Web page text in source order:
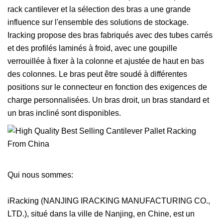
rack cantilever et la sélection des bras a une grande
influence sur l'ensemble des solutions de stockage.
Iracking propose des bras fabriqués avec des tubes carrés
et des profilés laminés à froid, avec une goupille
verrouillée à fixer à la colonne et ajustée de haut en bas
des colonnes. Le bras peut être soudé à différentes
positions sur le connecteur en fonction des exigences de
charge personnalisées. Un bras droit, un bras standard et
un bras incliné sont disponibles.
Qui nous sommes:
iRacking (NANJING IRACKING MANUFACTURING CO.,
LTD.), situé dans la ville de Nanjing, en Chine, est un